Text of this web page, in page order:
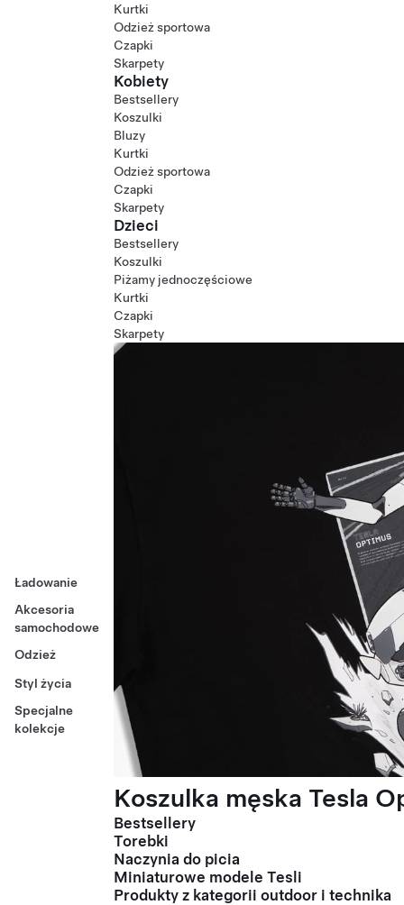
Ładowanie
Akcesoria
samochodowe
Odzież
Styl życia
Specjalne
kolekcje
Kurtki
Odzież sportowa
Czapki
Skarpety
Kobiety
Bestsellery
Koszulki
Bluzy
Kurtki
Odzież sportowa
Czapki
Skarpety
Dzieci
Bestsellery
Koszulki
Piżamy jednoczęściowe
Kurtki
Czapki
Skarpety
Koszulka męska Tesla
Bestsellery
Torebki
Naczynia do picia
Miniaturowe modele Tesli
Produkty z kategorii outdoor i technika